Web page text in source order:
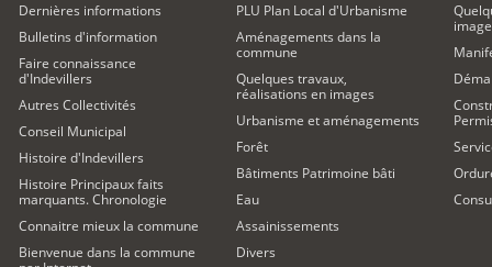
Dernières informations
Bulletins d'information
Faire connaissance
d'Indevillers
Autres Collectivités
Conseil Municipal
Histoire d'Indevillers
Histoire Principaux faits
marquants. Chronologie
Connaitre mieux la commune
Bienvenue dans la commune
PLU Plan Local d'Urbanisme
Aménagements dans la
commune
Quelques travaux,
réalisations en images
Urbanisme et aménagements
Forêt
Bâtiments Patrimoine bâti
Eau
Assainissements
Divers